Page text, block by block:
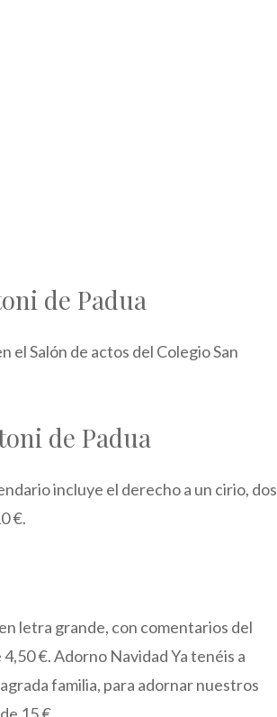
de Padua
el Salón de actos del Colegio San
de Padua
incluye el derecho a un cirio, dos
€.
letra grande, con comentarios del
€. Adorno Navidad Ya tenéis a
familia, para adornar nuestros